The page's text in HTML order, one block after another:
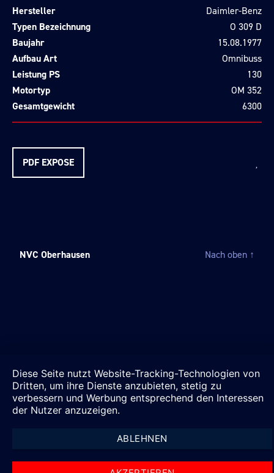
Hersteller
Daimler-Benz
Typen Bezeichnung
O 309 D
Baujahr
15.08.1977
Aufbau Art
Omnibuss
Leistung PS
130
Motortyp
OM 352
Gesamtgewicht
6300
PDF EXPOSE
NVC Oberhausen Nach oben ↑
Diese Seite nutzt Website-Tracking-Technologien von
Dritten, um ihre Dienste anzubieten, stetig zu
verbessern und Werbung entsprechend den Interessen
der Nutzer anzuzeigen.
ABLEHNEN